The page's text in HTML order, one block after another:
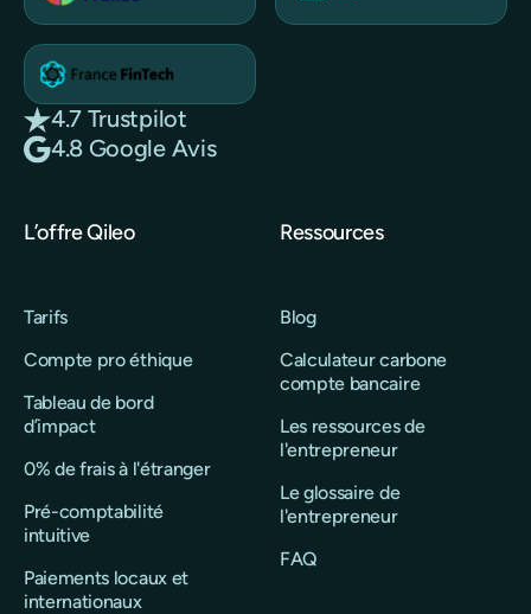
4.7 Trustpilot
4.8 Google Avis
L’offre Qileo
Tarifs
Compte pro éthique
Tableau de bord
d’impact
0% de frais à l'étranger
Pré-comptabilité
intuitive
Paiements locaux et
internationaux
Ressources
Blog
Calculateur carbone
compte bancaire
Les ressources de
l'entrepreneur
Le glossaire de
l'entrepreneur
FAQ